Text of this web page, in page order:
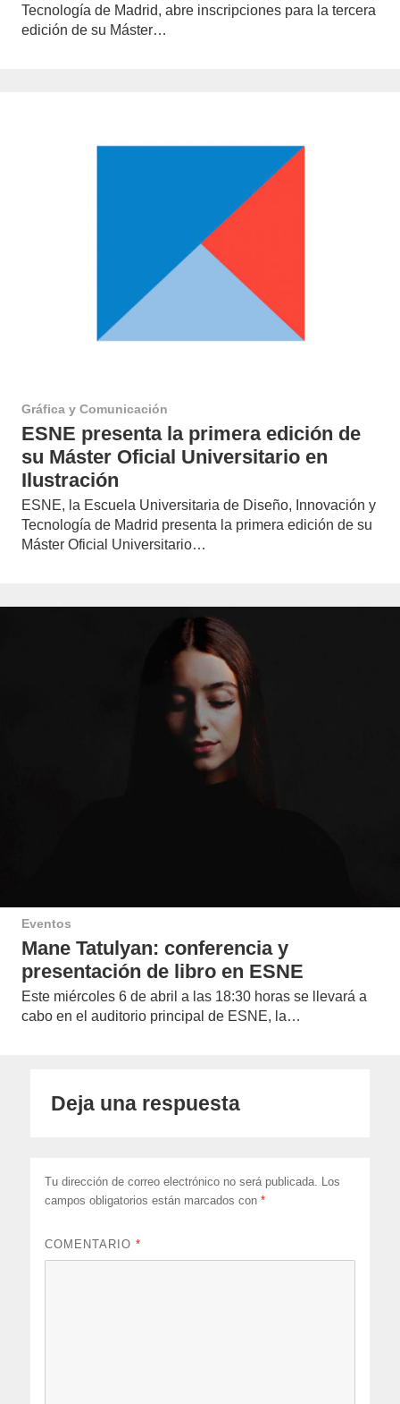
Tecnología de Madrid, abre inscripciones para la tercera
edición de su Máster…
Gráfica y Comunicación
ESNE presenta la primera edición de
su Máster Oficial Universitario en
Ilustración
ESNE, la Escuela Universitaria de Diseño, Innovación y
Tecnología de Madrid presenta la primera edición de su
Máster Oficial Universitario…
Eventos
Mane Tatulyan: conferencia y
presentación de libro en ESNE
Este miércoles 6 de abril a las 18:30 horas se llevará a
cabo en el auditorio principal de ESNE, la…
Deja una respuesta
Tu dirección de correo electrónico no será publicada. Los
campos obligatorios están marcados con*
COMENTARIO*